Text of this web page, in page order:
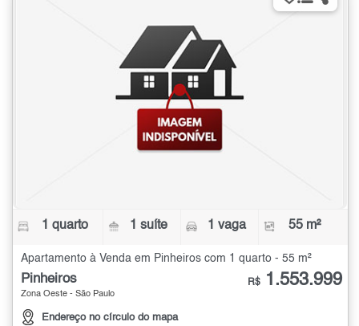
1 quarto 1 suíte 1 vaga 55 m²
Apartamento à Venda em Pinheiros com 1 quarto - 55 m²
Pinheiros
Zona Oeste - São Paulo
Endereço no círculo do mapa
R$ 1.553.999